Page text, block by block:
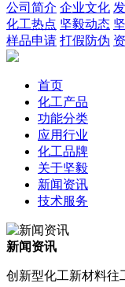
公司简介 企业文化
化工热点 坚毅动态
样品申请 打假防伪
首页
化工产品
功能分类
应用行业
化工品牌
关于坚毅
新闻资讯
技术服务
新闻资讯
创新型化工新材料往